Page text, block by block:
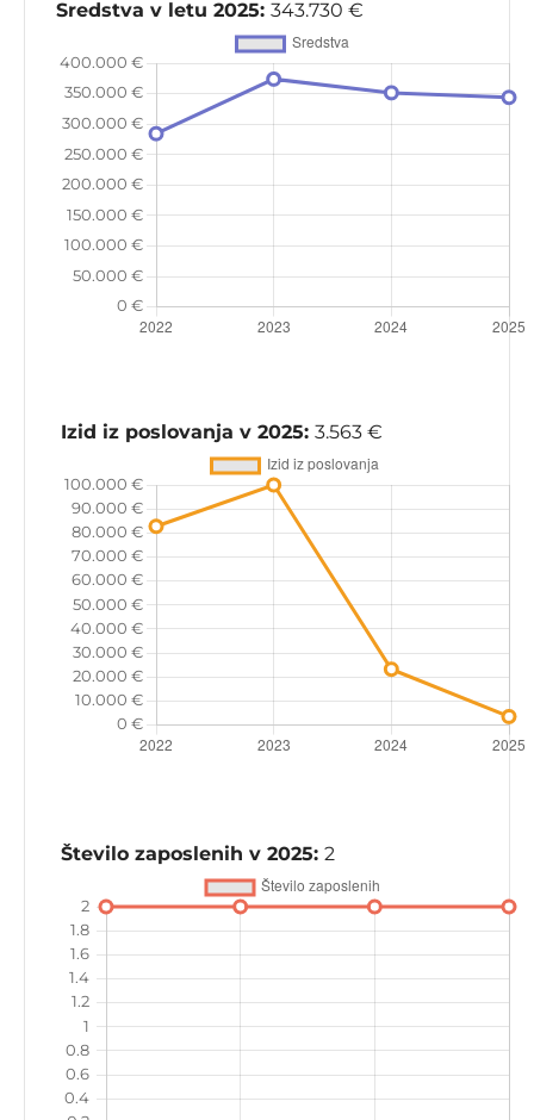
Sredstva v letu 2025: 343.730 €
Izid iz poslovanja v 2025: 3.563 €
Število zaposlenih v 2025: 2